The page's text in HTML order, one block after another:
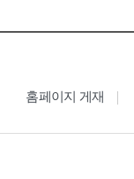
홈페이지 게재